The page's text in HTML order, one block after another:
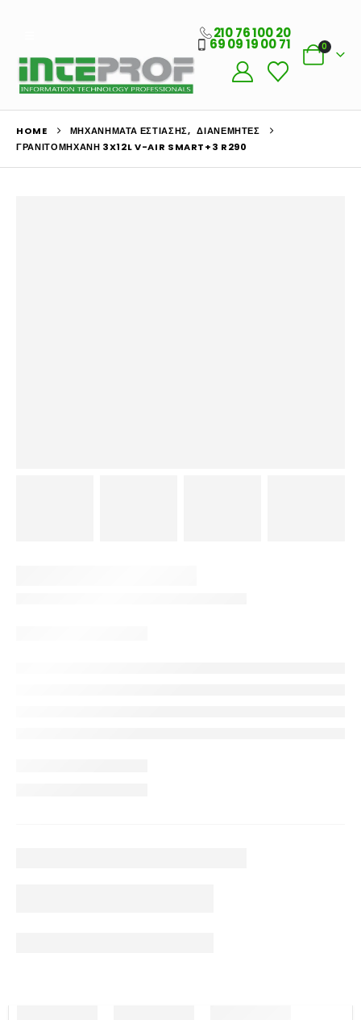
210 76 100 20
69 09 19 00 71 0
HOME ΜΗΧΑΝΉΜΑΤΑ ΕΣΤΊΑΣΗΣ, ΔΙΑΝΕΜΗΤΈΣ
ΓΡΑΝΙΤΟΜΗΧΑΝΉ 3X12L V-AIR SMART+3 R290